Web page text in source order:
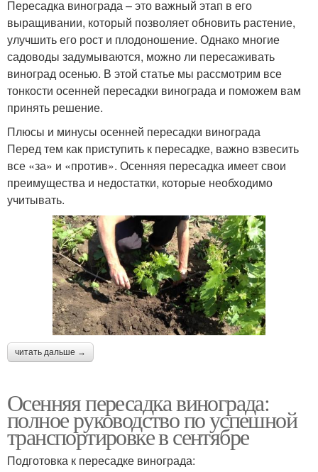
Пересадка винограда – это важный этап в его
выращивании, который позволяет обновить растение,
улучшить его рост и плодоношение. Однако многие
садоводы задумываются, можно ли пересаживать
виноград осенью. В этой статье мы рассмотрим все
тонкости осенней пересадки винограда и поможем вам
принять решение.
Плюсы и минусы осенней пересадки винограда
Перед тем как приступить к пересадке, важно взвесить
все «за» и «против». Осенняя пересадка имеет свои
преимущества и недостатки, которые необходимо
учитывать.
читать дальше →
Осенняя пересадка винограда:
полное руководство по успешной
транспортировке в сентябре
Подготовка к пересадке винограда: